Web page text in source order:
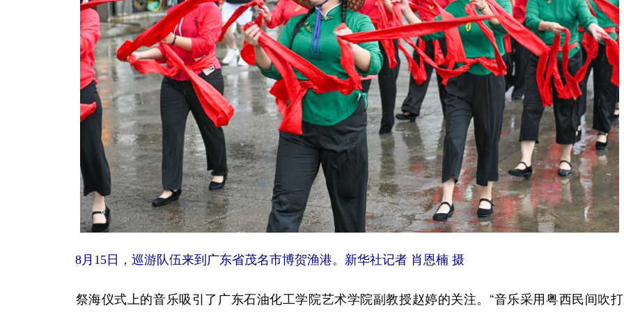
8月15日，巡游队伍来到广东省茂名市博贺渔港。新华社记者 肖恩楠 摄
祭海仪式上的音乐吸引了广东石油化工学院艺术学院副教授赵婷的关注。“音乐采用粤西民间吹